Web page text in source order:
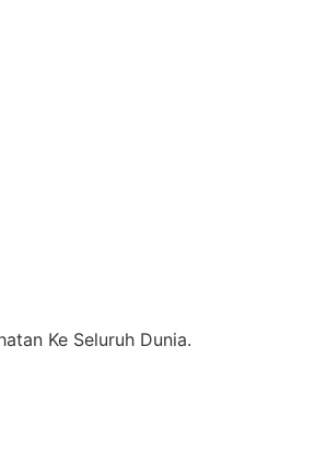
Ke Seluruh Dunia.